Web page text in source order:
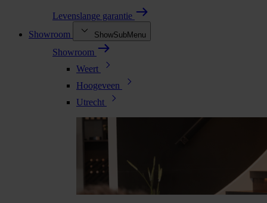
Levenslange garantie
Showroom
ShowSubMenu
Showroom
Weert
Hoogeveen
Utrecht